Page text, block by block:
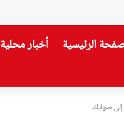
الرئيسية أخبار محلية
محاولة لضرب استقرار سوريا
صوابكَ